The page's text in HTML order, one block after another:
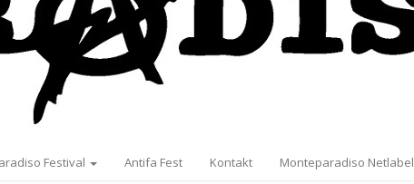
Festival Antifa Fest Kontakt Monteparadiso Netlabel